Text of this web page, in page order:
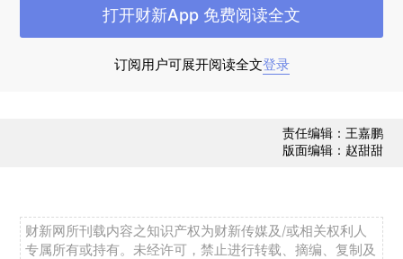
比下降88.0%。2月21日，全国各地新增确诊病例
较前三日平均值变化分别为：湖北-64.6%、中南
订阅用户可展开阅读全文登录
打开财新App 免费阅读全文
责任编辑：王嘉鹏
版面编辑：赵甜甜
财新网所刊载内容之知识产权为财新传媒及/或相关权利人
专属所有或持有。未经许可，禁止进行转载、摘编、复制及